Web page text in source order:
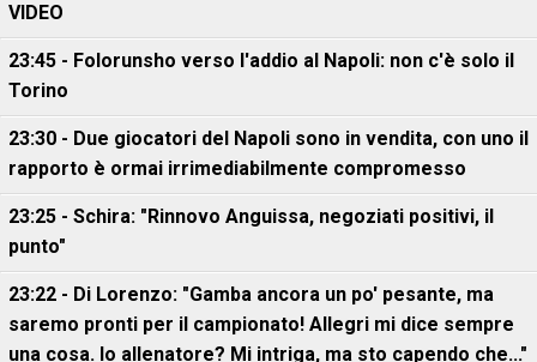
VIDEO
23:45 - Folorunsho verso l'addio al Napoli: non c'è solo il
Torino
23:30 - Due giocatori del Napoli sono in vendita, con uno il
rapporto è ormai irrimediabilmente compromesso
23:25 - Schira: "Rinnovo Anguissa, negoziati positivi, il
punto"
23:22 - Di Lorenzo: "Gamba ancora un po' pesante, ma
saremo pronti per il campionato! Allegri mi dice sempre
una cosa. Io allenatore? Mi intriga, ma sto capendo che..."